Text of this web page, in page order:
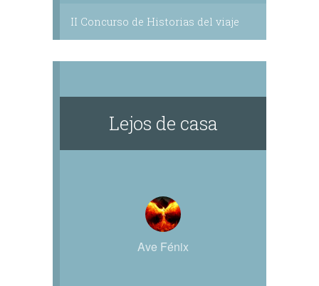
II Concurso de Historias del viaje
Lejos de casa
Ave Fénix